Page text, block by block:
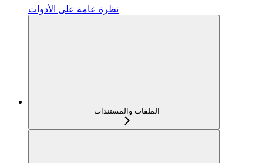
نظرة عامة على الأدوات
الملفات والمستندات